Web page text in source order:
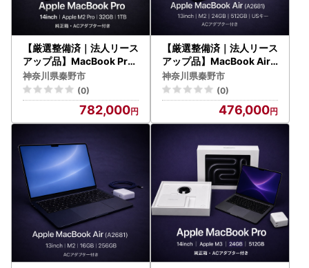
【厳選整備済｜法人リース
アップ品】MacBook Pro
14インチ M2 Pro/ 32GB /
1TB SSD｜★美品・動作
確認済｜★化粧箱付き 7
神奈川県秦野市
(0)
782,000
【厳選整備済｜法人リース
アップ品】MacBook Air 1
3インチ M2 / 24GB / 512
GB SSD｜★美品・動作確
認済【現品限り】 476-
神奈川県秦野市
(0)
476,000